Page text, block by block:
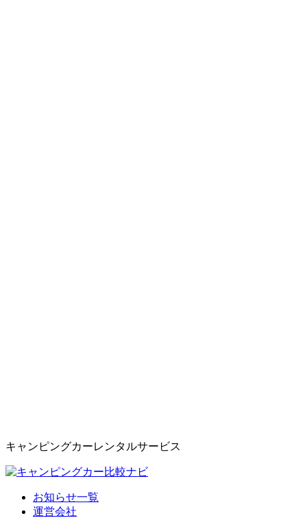
キャンピングカーレンタルサービス
お知らせ一覧
運営会社